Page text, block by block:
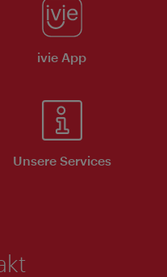
ivie App
Unsere Services